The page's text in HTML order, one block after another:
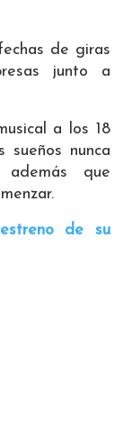
de giras
junto a
a los 18
nunca
además que
de su